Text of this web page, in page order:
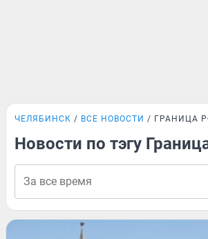
ЧЕЛЯБИНСК ВСЕ НОВОСТИ ГРАНИЦА
Новости по тэгу